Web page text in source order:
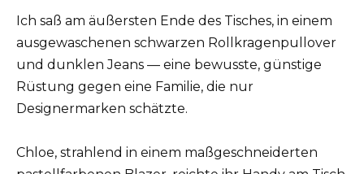
Ich saß am äußersten Ende des Tisches, in einem
ausgewaschenen schwarzen Rollkragenpullover
und dunklen Jeans — eine bewusste, günstige
Rüstung gegen eine Familie, die nur
Designermarken schätzte.
Chloe, strahlend in einem maßgeschneiderten